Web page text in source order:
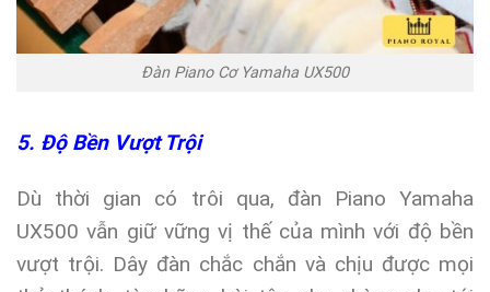
Đàn Piano Cơ Yamaha UX500
5. Độ Bền Vượt Trội
Dù thời gian có trôi qua, đàn Piano Yamaha
UX500 vẫn giữ vững vị thế của mình với độ bền
vượt trội. Dây đàn chắc chắn và chịu được mọi